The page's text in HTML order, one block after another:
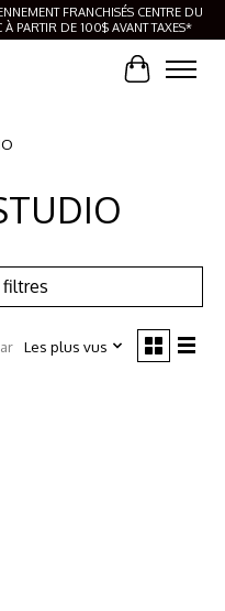
FRANCHISÉS CENTRE DU
PARTIR DE 100$ AVANT TAXES*
Panier
filtres
Les plus vus